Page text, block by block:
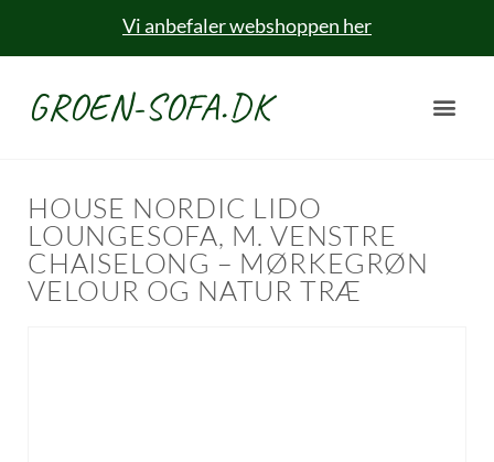
Vi anbefaler webshoppen her
GROEN-SOFA.DK
HOUSE NORDIC LIDO
LOUNGESOFA, M. VENSTRE
CHAISELONG – MØRKEGRØN
VELOUR OG NATUR TRÆ